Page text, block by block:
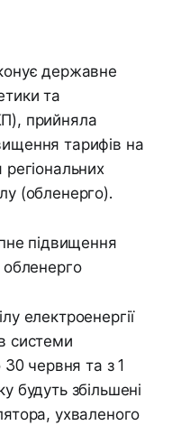
державне
та
прийняла
тарифів на
регіональних
(обленерго).
електроенергії
системи
30 червня та з 1
будуть збільшені
ухваленого